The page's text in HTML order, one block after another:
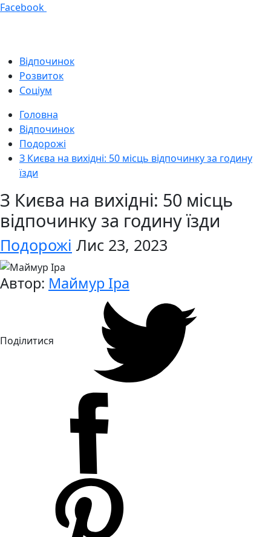
Facebook
Відпочинок
Розвиток
Соціум
Головна
Відпочинок
Подорожі
З Києва на вихідні: 50 місць відпочинку за годину
їзди
З Києва на вихідні: 50 місць
відпочинку за годину їзди
Подорожі Лис 23, 2023
Автор: Маймур Іра
Поділитися